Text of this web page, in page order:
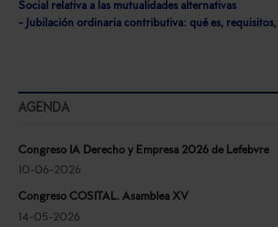
Social relativa a las mutualidades alternativas
- Jubilación ordinaria contributiva: qué es,
AGENDA
Congreso IA Derecho y Empresa 2026 de Lefebvre
10-06-2026
Congreso COSITAL. Asamblea XV
14-05-2026